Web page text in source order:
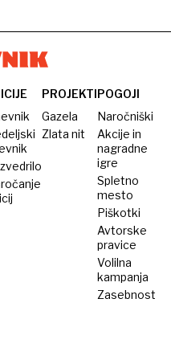
si
mislite
PROJEKTI
Gazela
Zlata nit
POGOJI
Naročniški
Akcije in
nagradne
igre
Spletno
mesto
Piškotki
Avtorske
pravice
Volilna
kampanja
Zasebnost